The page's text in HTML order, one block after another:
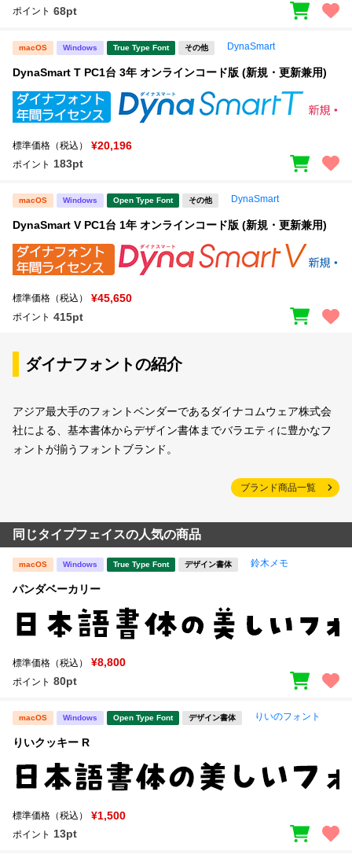
ポイント 68pt
macOS Windows True Type Font その他 DynaSmart
DynaSmart T PC1台 3年 オンラインコード版 (新規・更新兼用)
標準価格（税込） ¥20,196
ポイント 183pt
macOS Windows Open Type Font その他 DynaSmart
DynaSmart V PC1台 1年 オンラインコード版 (新規・更新兼用)
標準価格（税込） ¥45,650
ポイント 415pt
ダイナフォントの紹介
アジア最大手のフォントベンダーであるダイナコムウェア株式会
社による、基本書体からデザイン書体までバラエティに豊かなフ
ォントが揃うフォントブランド。
ブランド商品一覧
同じタイプフェイスの人気の商品
macOS Windows True Type Font デザイン書体 鈴木メモ
パンダベーカリー
標準価格（税込） ¥8,800
ポイント 80pt
macOS Windows Open Type Font デザイン書体 りいのフォント
りいクッキー R
標準価格（税込） ¥1,500
ポイント 13pt